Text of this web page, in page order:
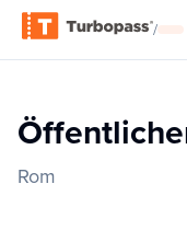
/
Rom